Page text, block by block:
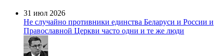
31 июл 2026
Не случайно противники единства Беларуси и России и
Православной Церкви часто одни и те же люди